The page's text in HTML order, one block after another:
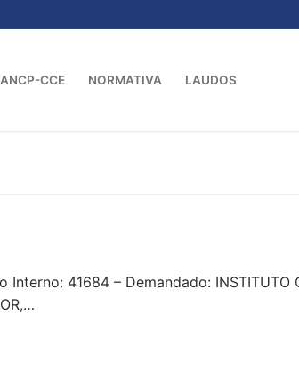
CCE NORMATIVA LAUDOS
41684 – Demandado: INSTITUTO